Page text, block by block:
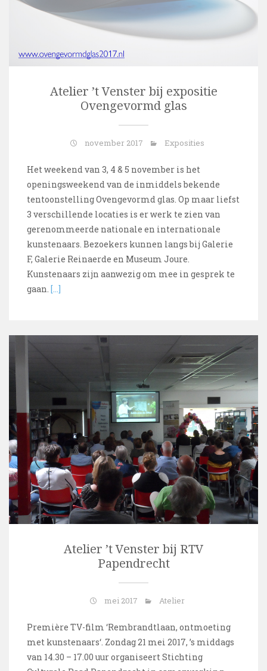
Atelier ’t Venster bij expositie
Ovengevormd glas
november 2017 Exposities
Het weekend van 3, 4 & 5 november is het
openingsweekend van de inmiddels bekende
tentoonstelling Ovengevormd glas. Op maar liefst
3 verschillende locaties is er werk te zien van
gerenommeerde nationale en internationale
kunstenaars. Bezoekers kunnen langs bij Galerie
F, Galerie Reinaerde en Museum Joure.
Kunstenaars zijn aanwezig om mee in gesprek te
gaan. […]
Atelier ’t Venster bij RTV
Papendrecht
mei 2017 Atelier
Première TV-film ‘Rembrandtlaan, ontmoeting
met kunstenaars‘. Zondag 21 mei 2017, ’s middags
van 14.30 – 17.00 uur organiseert Stichting